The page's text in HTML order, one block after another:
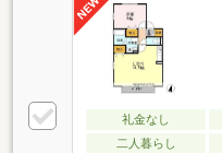
礼金なし
二人暮らし